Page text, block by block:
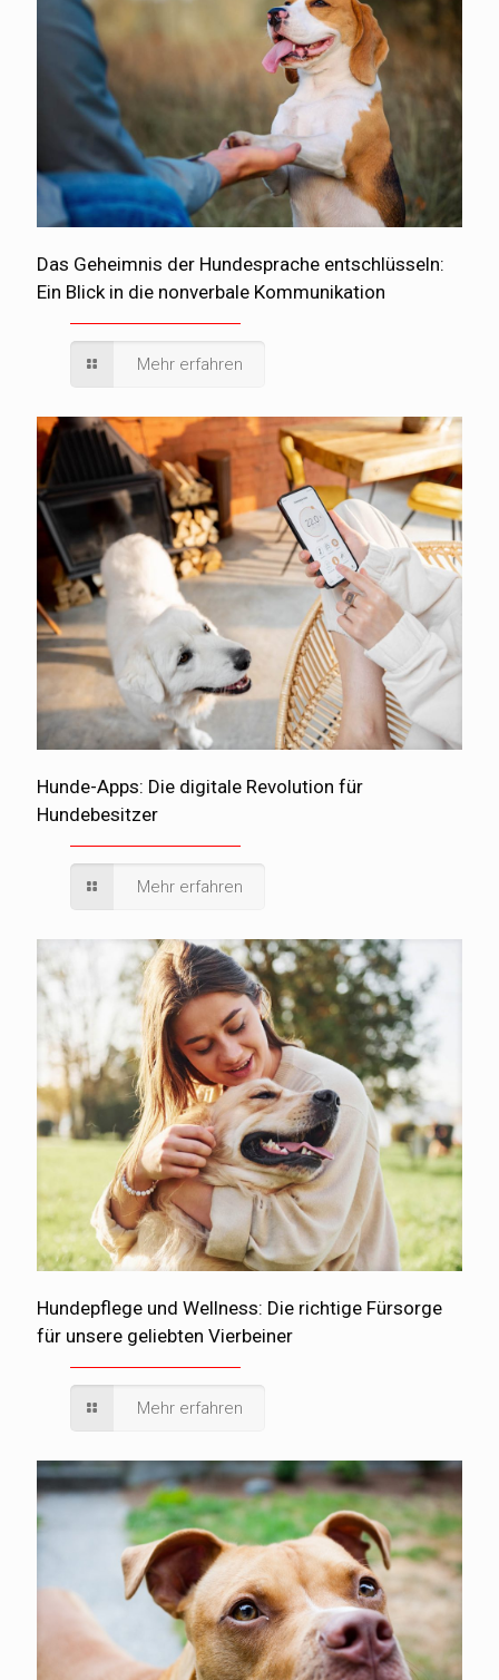
Das Geheimnis der Hundesprache entschlüsseln:
Ein Blick in die nonverbale Kommunikation
Mehr erfahren
Hunde-Apps: Die digitale Revolution für
Hundebesitzer
Mehr erfahren
Hundepflege und Wellness: Die richtige Fürsorge
für unsere geliebten Vierbeiner
Mehr erfahren